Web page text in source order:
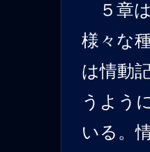
５章は
様々な
は情動
うよう
いる。